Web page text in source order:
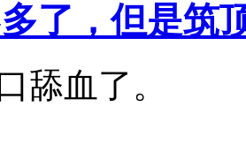
了，但是筑
舔血了。